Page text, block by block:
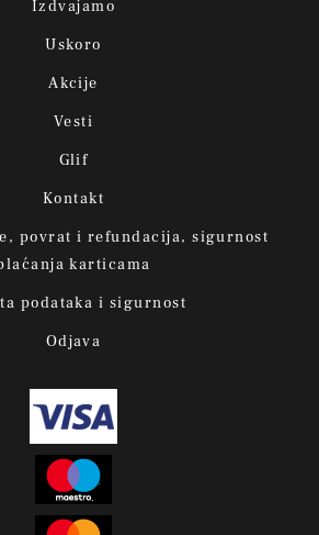
Izdvajamo
Uskoro
Akcije
Vesti
Glif
Kontakt
povrat i refundacija, sigurnost
karticama
podataka i sigurnost
Odjava